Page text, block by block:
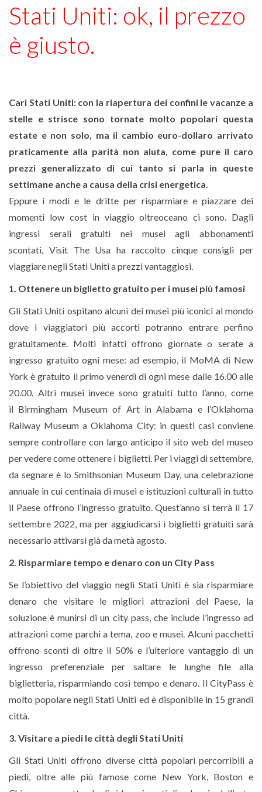
Stati Uniti: ok, il prezzo
è giusto.
Cari Stati Uniti: con la riapertura dei confini le vacanze a
stelle e strisce sono tornate molto popolari questa
estate e non solo, ma il cambio euro-dollaro arrivato
praticamente alla parità non aiuta, come pure il caro
prezzi generalizzato di cui tanto si parla in queste
settimane anche a causa della crisi energetica.
Eppure i modi e le dritte per risparmiare e piazzare dei
momenti low cost in viaggio oltreoceano ci sono. Dagli
ingressi serali gratuiti nei musei agli abbonamenti
scontati, Visit The Usa ha raccolto cinque consigli per
viaggiare negli Stati Uniti a prezzi vantaggiosi.
1. Ottenere un biglietto gratuito per i musei più famosi
Gli Stati Uniti ospitano alcuni dei musei più iconici al mondo
dove i viaggiatori più accorti potranno entrare perfino
gratuitamente. Molti infatti offrono giornate o serate a
ingresso gratuito ogni mese: ad esempio, il MoMA di New
York è gratuito il primo venerdì di ogni mese dalle 16.00 alle
20.00. Altri musei invece sono gratuiti tutto l’anno, come
il Birmingham Museum of Art in Alabama e l’Oklahoma
Railway Museum a Oklahoma City: in questi casi conviene
sempre controllare con largo anticipo il sito web del museo
per vedere come ottenere i biglietti. Per i viaggi di settembre,
da segnare è lo Smithsonian Museum Day, una celebrazione
annuale in cui centinaia di musei e istituzioni culturali in tutto
il Paese offrono l’ingresso gratuito. Quest’anno si terrà il 17
settembre 2022, ma per aggiudicarsi i biglietti gratuiti sarà
necessario attivarsi già da metà agosto.
2. Risparmiare tempo e denaro con un City Pass
Se l’obiettivo del viaggio negli Stati Uniti è sia risparmiare
denaro che visitare le migliori attrazioni del Paese, la
soluzione è munirsi di un city pass, che include l’ingresso ad
attrazioni come parchi a tema, zoo e musei. Alcuni pacchetti
offrono sconti di oltre il 50% e l’ulteriore vantaggio di un
ingresso preferenziale per saltare le lunghe file alla
biglietteria, risparmiando così tempo e denaro. Il CityPass è
molto popolare negli Stati Uniti ed è disponibile in 15 grandi
città.
3. Visitare a piedi le città degli Stati Uniti
Gli Stati Uniti offrono diverse città popolari percorribili a
piedi, oltre alle più famose come New York, Boston e